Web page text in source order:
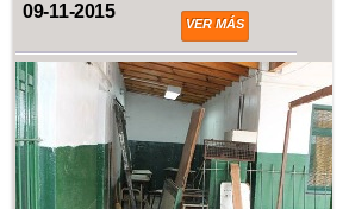
09-11-2015
VER MÁS